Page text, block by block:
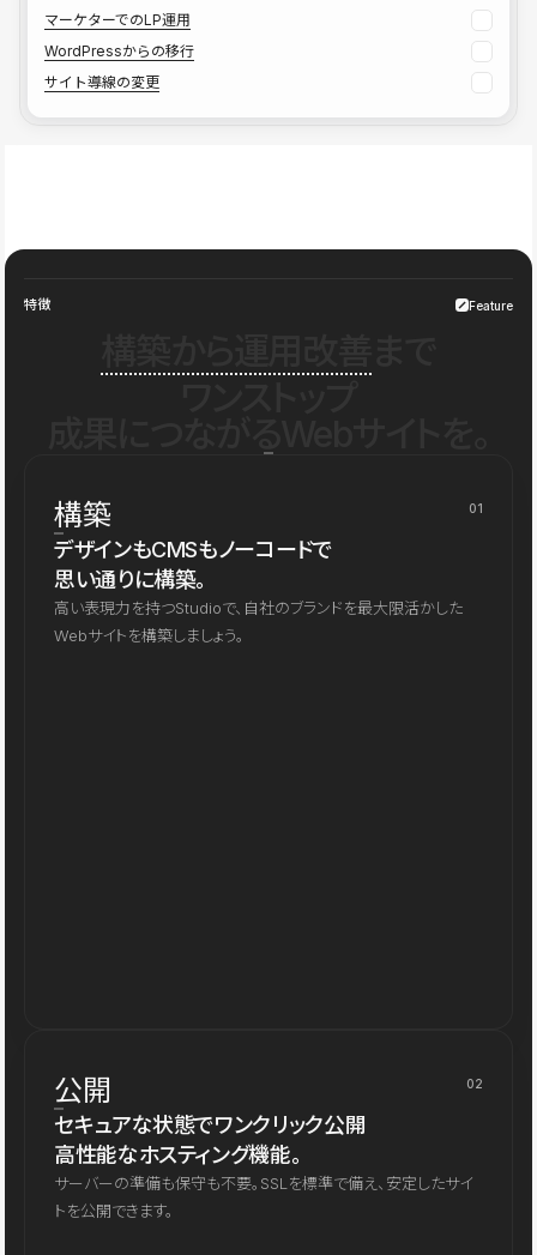
マーケターでのLP運用
WordPressからの移行
サイト導線の変更
特徴 Feature
構築 01
デザインもCMSもノーコードで
思い通りに構築。
高い表現力を持つStudioで、自社のブランドを最大限活かした
Webサイトを構築しましょう。
公開 02
セキュアな状態でワンクリック公開
高性能なホスティング機能。
サーバーの準備も保守も不要。SSLを標準で備え、安定したサイ
トを公開できます。